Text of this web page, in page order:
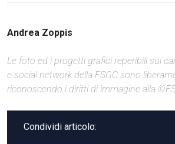
Andrea Zoppis
Le foto ed i progetti grafici reperibili sui
e social network della FSGC sono
riconoscendo i diritti di immagine alla
Condividi articolo: